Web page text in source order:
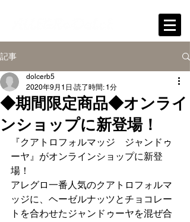
記事
◆期間限定商品◆オンライ
ンショップに新登場！
dolcerb5
2020年9月1日 読了時間: 1分
『クアトロフォルマッジ　ジャンドゥ
ーヤ』がオンラインショップに新登
場！
アレグロ一番人気のクアトロフォルマ
ッジに、ヘーゼルナッツとチョコレー
トを合わせたジャンドゥーヤを混ぜ合